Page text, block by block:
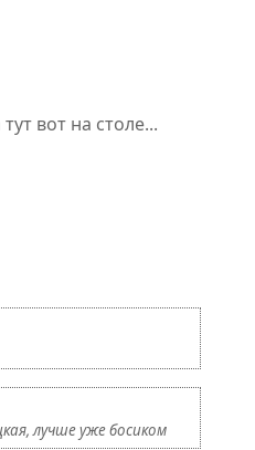
вот на столе...
лучше уже босиком